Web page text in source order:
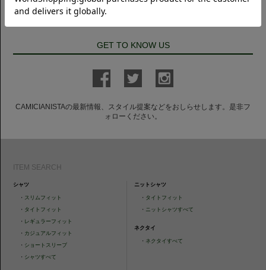
8,250円(税込)
GET TO KNOW US
CAMICIANISTAの最新情報、スタイル提案などをおしらせします。是非フ
ォローください。
ITEM SEARCH
シャツ
・ スリムフィット
・ タイトフィット
・ レギュラーフィット
・ カジュアルフィット
・ ショートスリーブ
・ シャツすべて
ニットシャツ
・ タイトフィット
・ ニットシャツすべて
ネクタイ
・ ネクタイすべて